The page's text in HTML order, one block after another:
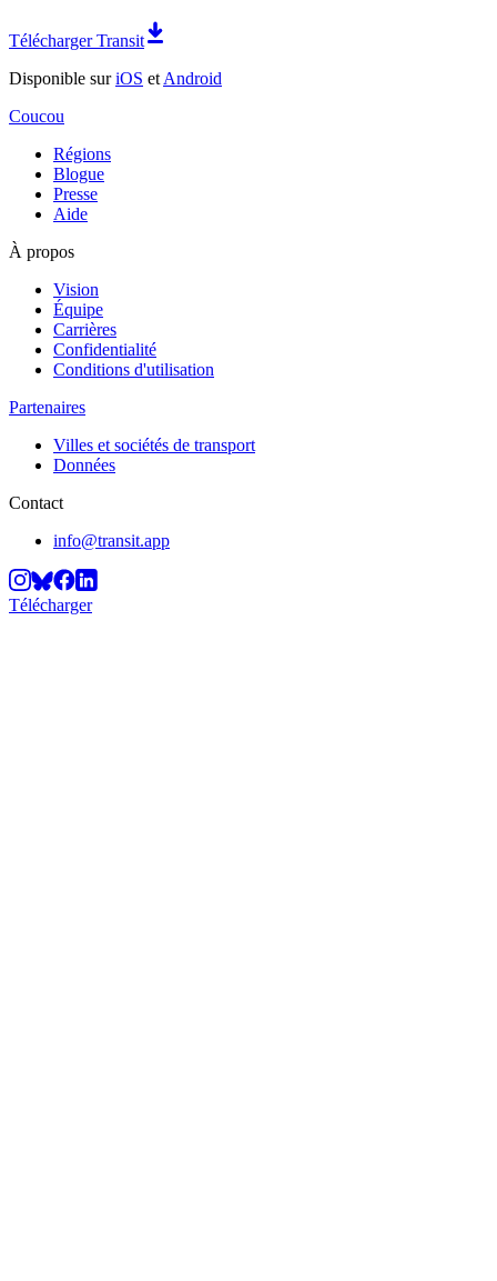
Télécharger Transit
Disponible suriOS et Android
Coucou
Régions
Blogue
Presse
Aide
À propos
Vision
Équipe
Carrières
Confidentialité
Conditions d'utilisation
Partenaires
Villes et sociétés de transport
Données
Contact
info@transit.app
Télécharger